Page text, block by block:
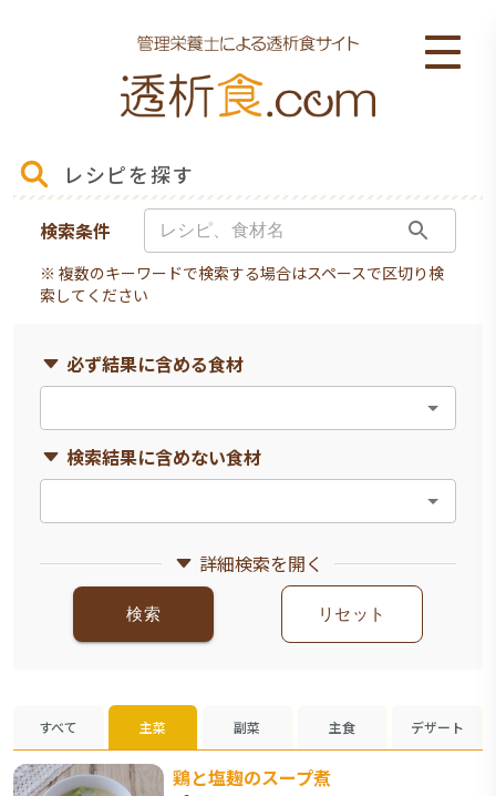
レシピを探す
検索条件
※ 複数のキーワードで検索する場合はスペースで区切り検
索してください
必ず結果に含める食材
検索結果に含めない食材
詳細検索を開く
検索 リセット
すべて 主菜 副菜 主食 デザート
鶏と塩麹のスープ煮